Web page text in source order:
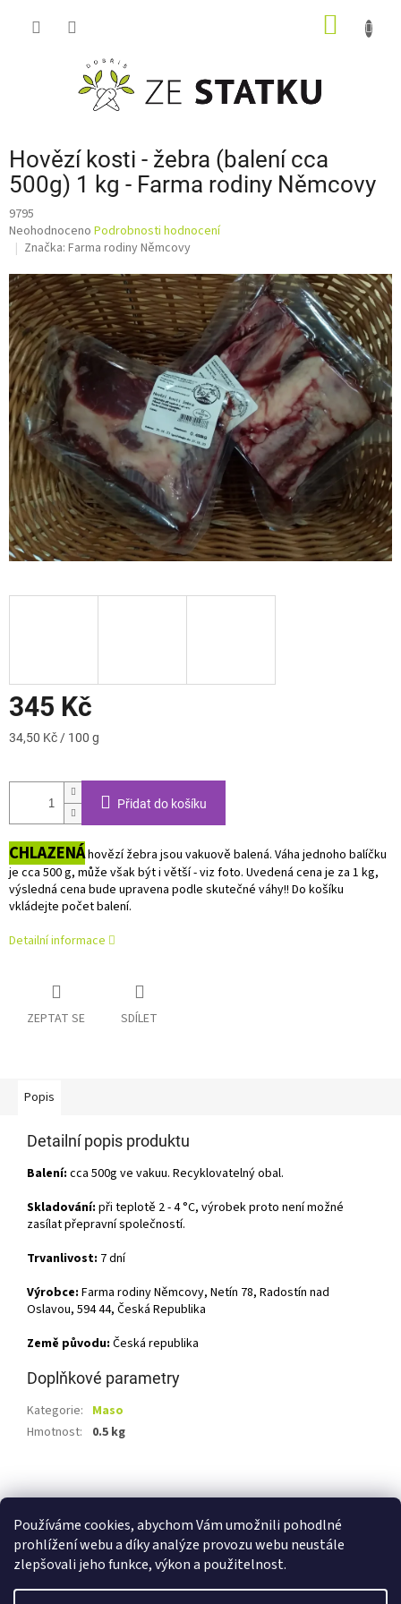
Používáme cookies, abychom Vám umožnili pohodlné
prohlížení webu a díky analýze provozu webu neustále
zlepšovali jeho funkce, výkon a použitelnost.
Hovězí kosti - žebra (balení cca
500g) 1 kg - Farma rodiny Němcovy
9795
Průměrné
hodnocení
je
0,0
z
5
hvězdiček.
Neohodnoceno Podrobnosti hodnocení
Značka: Farma rodiny Němcovy
345 Kč
Měrná
34,50 Kč / 100 g
Přidat do košíku
CHLAZENÁhovězí žebra jsou vakuově balená. Váha jednoho balíčku
je cca 500 g, může však být i větší - viz foto. Uvedená cena je za 1 kg,
výsledná cena bude upravena podle skutečné váhy!! Do košíku
vkládejte počet balení.
Detailní informace
ZEPTAT SE SDÍLET
Popis
Detailní popis produktu
Balení: cca 500g ve vakuu. Recyklovatelný obal.
Skladování: při teplotě 2 - 4 °C, výrobek proto není možné
zasílat přepravní společností.
Trvanlivost: 7 dní
Výrobce: Farma rodiny Němcovy, Netín 78, Radostín nad
Oslavou, 594 44, Česká Republika
Země původu: Česká republika
Doplňkové parametry
Kategorie: Maso
Hmotnost: 0.5 kg
á